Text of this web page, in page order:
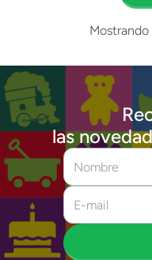
Mostrando
las